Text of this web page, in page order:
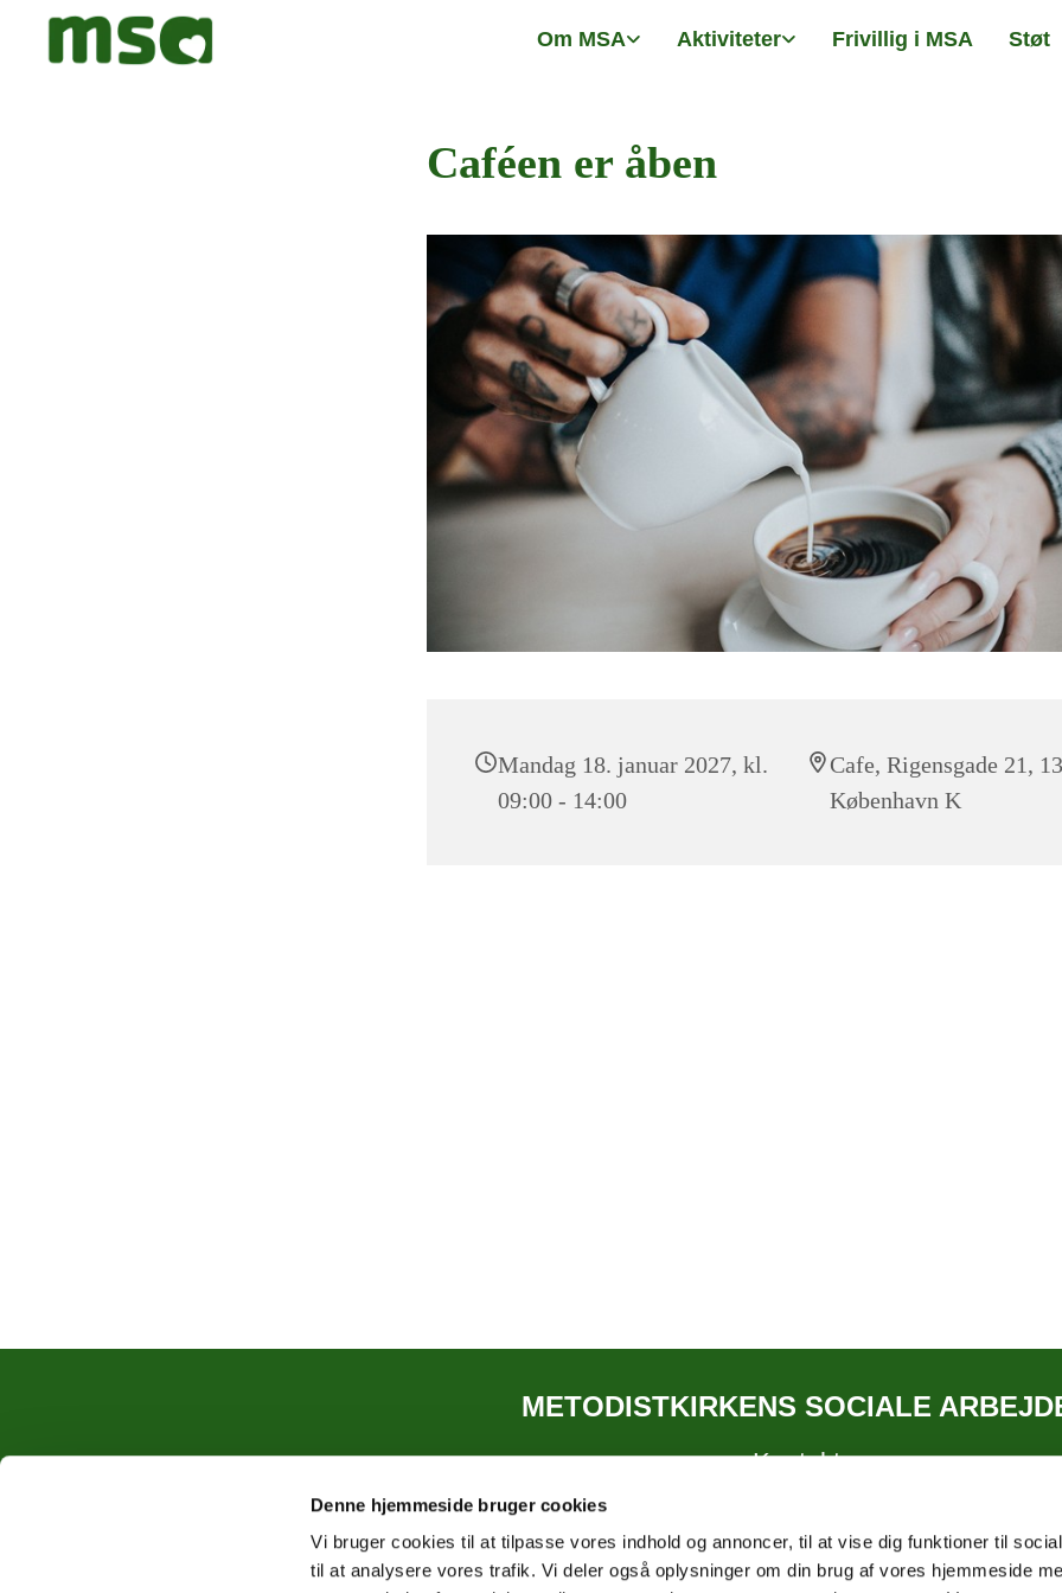
Denne hjemmeside bruger cookies
Vi bruger cookies til at tilpasse vores indhold og annoncer, til at vise dig funktioner til
til at analysere vores trafik. Vi deler også oplysninger om din brug af vores hjemmeside
Om MSA Aktiviteter Frivillig i MSA Støt
Caféen er åben
Mandag 18. januar 2027, kl.
09:00 - 14:00
Cafe, Rigensgade 21,
København K
METODISTKIRKENS SOCIALE
Kontakt